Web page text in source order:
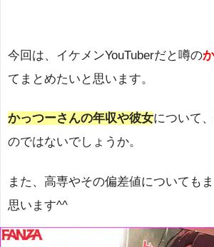
今回は、イケメンYouTuberだと噂の
てまとめたいと思います。
かっつーさんの年収や彼女について
のではないでしょうか。
また、高専やその偏差値についても
思います^^